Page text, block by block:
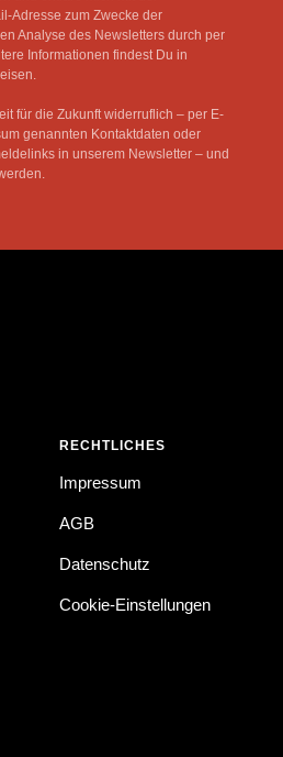
Adresse zum Zwecke der
Analyse des Newsletters durch per
Informationen findest Du in
für die Zukunft widerruflich – per E-
genannten Kontaktdaten oder
in unserem Newsletter – und
RECHTLICHES
Impressum
AGB
Datenschutz
Cookie-Einstellungen